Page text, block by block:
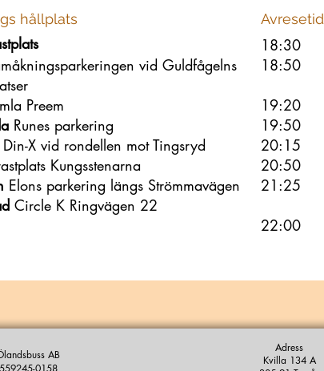
hållplats
vid Guldfågelns
Preem
Runes parkering
Din-X vid rondellen mot Tingsryd
Kungsstenarna
Elons parkering längs Strömmavägen
Circle K Ringvägen 22
Avresetid
18:30
18:50
19:20
19:50
20:15
20:50
21:25
22:00
AB
559245-0158
Adress
Kvilla 134 A